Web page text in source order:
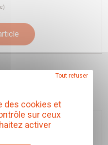
des cookies et
sur ceux
activer
Tout refuser